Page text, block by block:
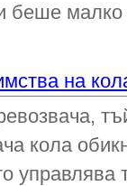
беше малко
на
кола
управлява